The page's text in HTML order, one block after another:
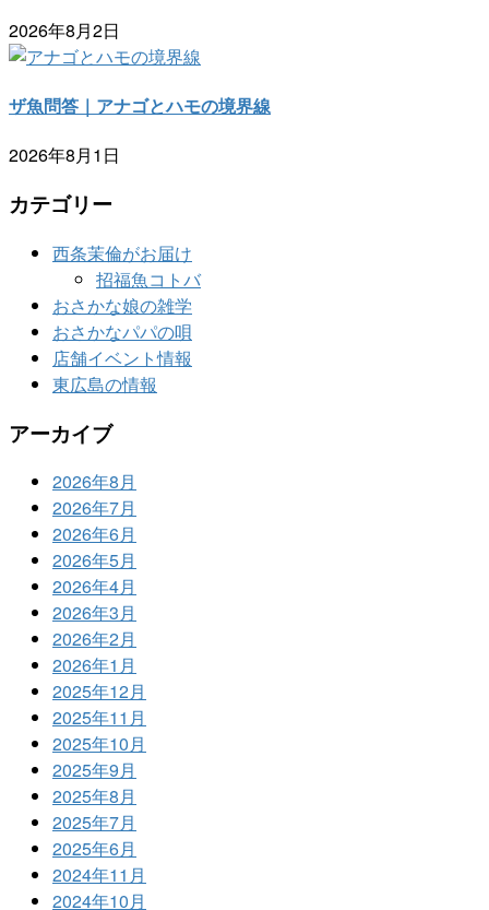
2026年8月2日
ザ魚問答｜アナゴとハモの境界線
2026年8月1日
カテゴリー
西条茉倫がお届け
招福魚コトバ
おさかな娘の雑学
おさかなパパの唄
店舗イベント情報
東広島の情報
アーカイブ
2026年8月
2026年7月
2026年6月
2026年5月
2026年4月
2026年3月
2026年2月
2026年1月
2025年12月
2025年11月
2025年10月
2025年9月
2025年8月
2025年7月
2025年6月
2024年11月
2024年10月